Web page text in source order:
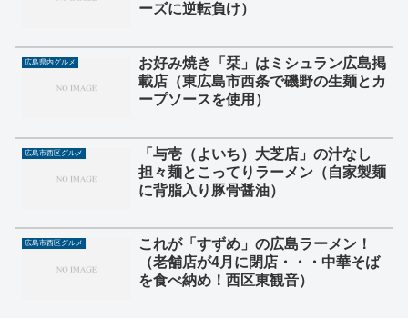
ーズに逆転負け）
広島県内グルメ
お好み焼き「栞」はミシュラン広島掲
載店（東広島市西条で磯野の生麺とカ
ープソースを使用）
広島市西区グルメ
「与壱（よいち）大芝店」の汁なし
担々麺とこってりラーメン（自家製麺
に背脂入り豚骨醤油）
広島市西区グルメ
これが「すずめ」の広島ラーメン！
（老舗店が4月に閉店・・・中華そば
を食べ納め！西区東観音）